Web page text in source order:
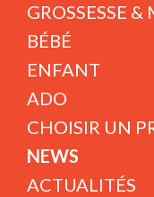
GROSSESSE
BÉBÉ
ENFANT
ADO
CHOISIR UN
NEWS
ACTUALITÉS